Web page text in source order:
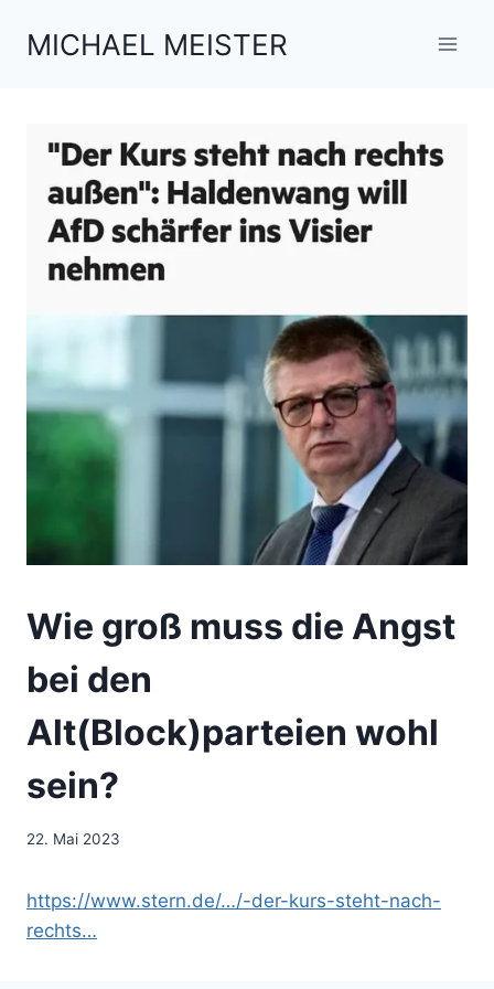
InhaltMICHAEL MEISTER
Wie groß muss die Angst
bei den
Alt(Block)parteien wohl
sein?
22. Mai 2023
https://www.stern.de/…/-der-kurs-steht-nach-
rechts…